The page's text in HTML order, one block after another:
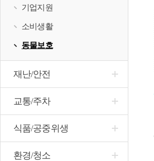
기업지원
소비생활
동물보호
재난/안전
교통/주차
식품/공중위생
환경/청소